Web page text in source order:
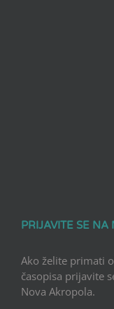
PRIJAVITE SE NA
Ako želite primati
časopisa prijavite
Nova Akropola.